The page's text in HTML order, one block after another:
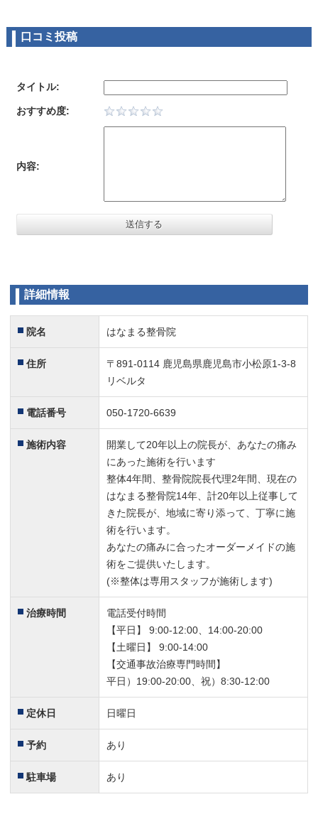
口コミ投稿
タイトル:
おすすめ度:
内容:
詳細情報
院名 はなまる整骨院
住所
〒891-0114 鹿児島県鹿児島市小松原1-3-8
リベルタ
電話番号 050-1720-6639
施術内容
開業して20年以上の院長が、あなたの痛み
にあった施術を行います
整体4年間、整骨院院長代理2年間、現在の
はなまる整骨院14年、計20年以上従事して
きた院長が、地域に寄り添って、丁寧に施
術を行います。
あなたの痛みに合ったオーダーメイドの施
術をご提供いたします。
(※整体は専用スタッフが施術します)
治療時間
電話受付時間
【平日】 9:00-12:00、14:00-20:00
【土曜日】 9:00-14:00
【交通事故治療専門時間】
平日）19:00-20:00、祝）8:30-12:00
定休日 日曜日
予約 あり
駐車場 あり